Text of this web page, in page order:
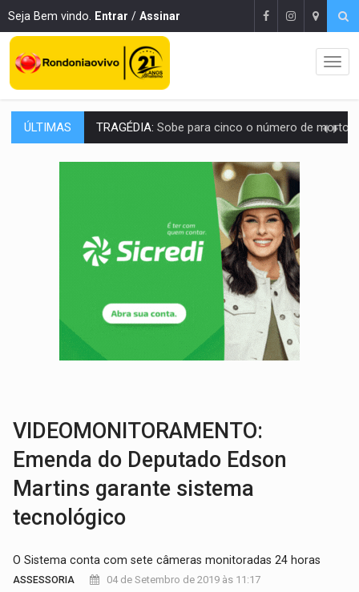
Seja Bem vindo. Entrar / Assinar
ÚLTIMAS TRANSPORTE DE ARROZ:MPF assegura cumprimento da legislação sobre transporte
DEEPFAKE:Sancionada lei contra violência sexual infantil na
Brasil e Rússia discutem energia nuclear, defesa e
Colisão entre caminhão e carro deixa quatro mortos e um em
ENCONTRO:Amazônia Negra ganha projeção nacional com participação de
Porto Velho tem chances de chuvas isoladas nesta
SINDICATOS UNIDOS: Assembleia Geral delibera greve da educação
PROCESSO SELETIVO: Rondoniaovivo abre oficina de Comunicação com
VIDEOMONITORAMENTO:
Emenda do Deputado Edson
Martins garante sistema
tecnológico
O Sistema conta com sete câmeras monitoradas 24 horas
ASSESSORIA 04 de Setembro de 2019 às 11:17